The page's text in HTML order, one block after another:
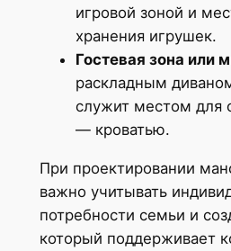
игровой зоной и
хранения игрушек.
Гостевая зона или
раскладным
служит местом для
— кроватью.
При проектировании
важно учитывать
потребности семьи и
который поддерживает